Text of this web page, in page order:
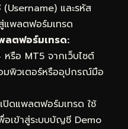
และรหัส
แพลตฟอร์มเทรด
ลตฟอร์มเทรด:
รือ MT5 จากเว็บไซต์
มพิวเตอร์หรืออุปกรณ์มือ
เปิดแพลตฟอร์มเทรด ใช้
เข้าสู่ระบบบัญชี Demo